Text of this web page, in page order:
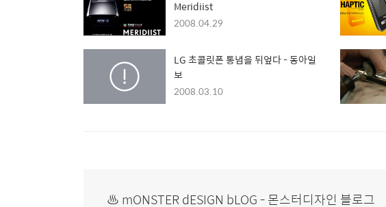
Meridiist
2008.04.29
LG 초콜릿폰 통념을 뒤엎다 - 동아일
보
2008.03.10
♨ mONSTER dESIGN bLOG - 몬스터디자인 블로그